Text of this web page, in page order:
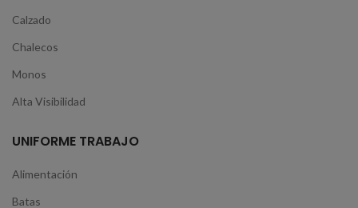
Calzado
Chalecos
Monos
Alta Visibilidad
UNIFORME TRABAJO
Alimentación
Batas